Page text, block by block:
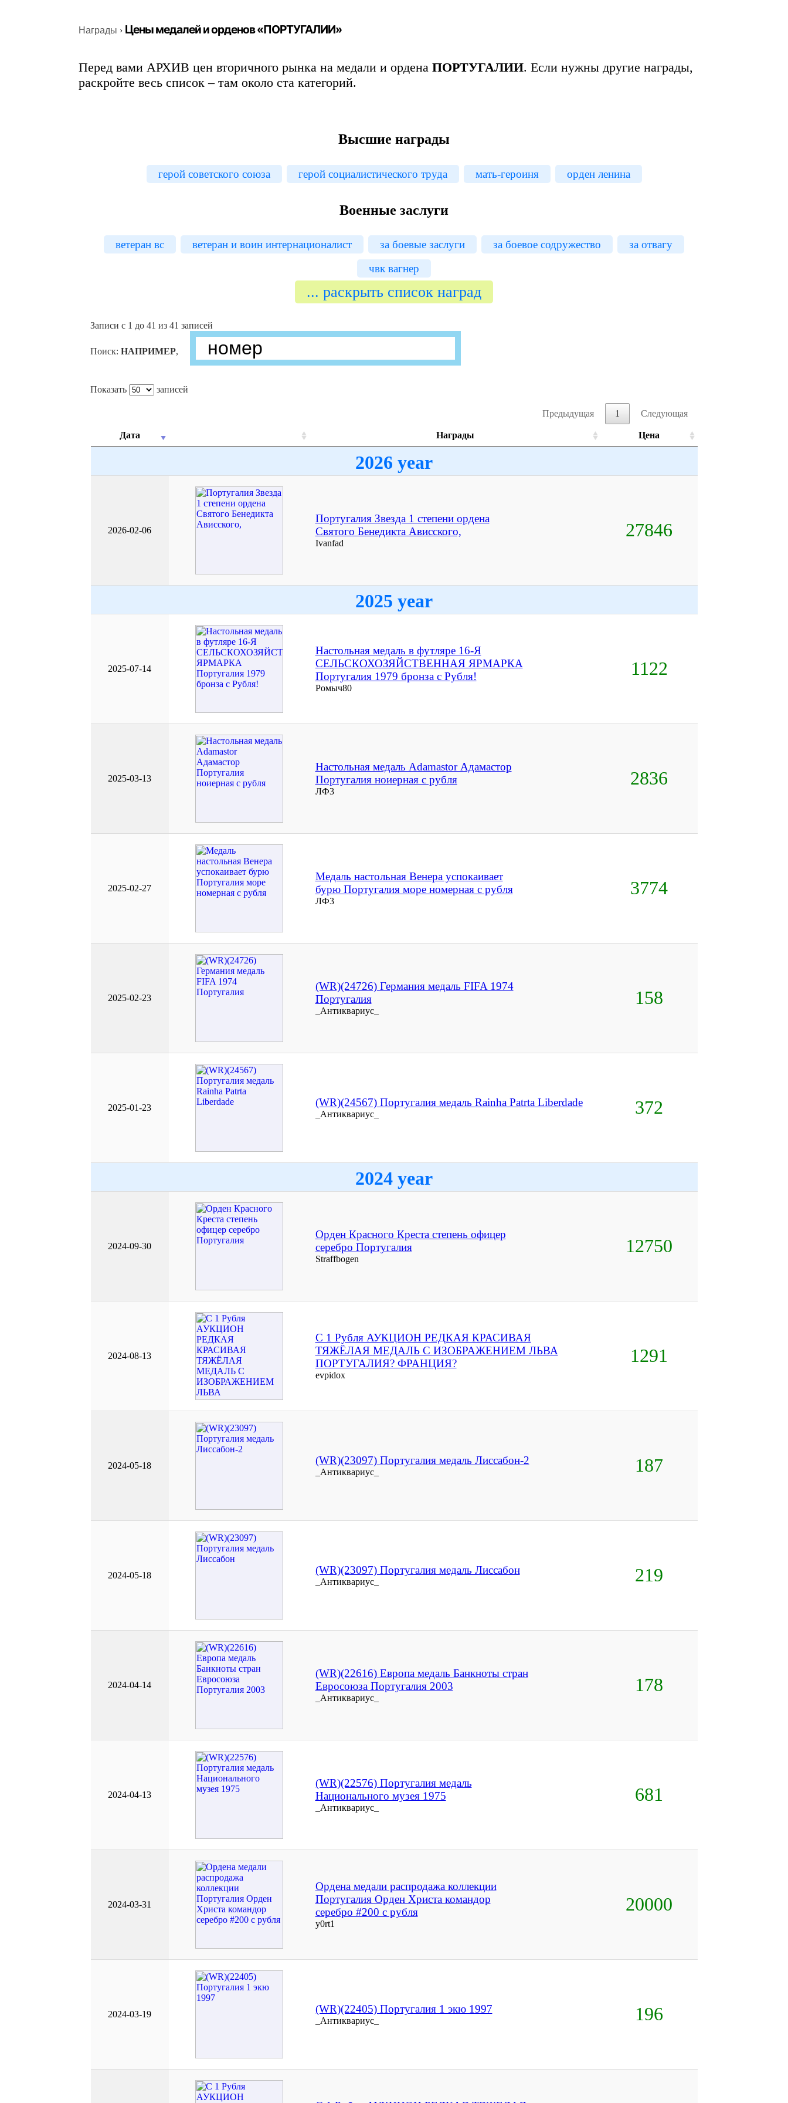
Награды › Цены медалей и орденов «ПОРТУГАЛИИ»
Перед вами АРХИВ цен вторичного рынка на медали и орденаПОРТУГАЛИИ. Если нужны другие награды,
раскройте весь список – там около ста категорий.
Высшие награды
герой советского союза герой социалистического труда мать-героиня орден ленина
Военные заслуги
ветеран вс ветеран и воин интернационалист за боевые заслуги за боевое содружество
за отвагу
чвк вагнер
... раскрыть список наград
Записи с 1 до 41 из 41 записей
Поиск:НАПРИМЕР,
Показать записей
Предыдущая 1 Следующая
Дата Награды Цена
2026 year
2026-02-06
Португалия Звезда 1 степени ордена
Святого Бенедикта Ависского,
Ivanfad
27846
2025 year
2025-07-14
Настольная медаль в футляре 16-Я
СЕЛЬСКОХОЗЯЙСТВЕННАЯ ЯРМАРКА
Португалия 1979 бронза с Рубля!
Ромыч80
1122
2025-03-13
Настольная медаль Adamastor Адамастор
Португалия ноиерная с рубля
ЛФ3
2836
2025-02-27
Медаль настольная Венера успокаивает
бурю Португалия море номерная с рубля
ЛФ3
3774
2025-02-23
(WR)(24726) Германия медаль FIFA 1974
Португалия
_Антиквариус_
158
2025-01-23 (WR)(24567) Португалия медаль Rainha Patrta Liberdade
_Антиквариус_ 372
2024 year
2024-09-30
Орден Красного Креста степень офицер
серебро Португалия
Straffbogen
12750
2024-08-13
С 1 Рубля АУКЦИОН РЕДКАЯ КРАСИВАЯ
ТЯЖЁЛАЯ МЕДАЛЬ С ИЗОБРАЖЕНИЕМ ЛЬВА
ПОРТУГАЛИЯ? ФРАНЦИЯ?
evpidox
1291
2024-05-18 (WR)(23097) Португалия медаль Лиссабон-2
_Антиквариус_ 187
2024-05-18 (WR)(23097) Португалия медаль Лиссабон
_Антиквариус_ 219
2024-04-14
(WR)(22616) Европа медаль Банкноты стран
Евросоюза Португалия 2003
_Антиквариус_
178
2024-04-13
(WR)(22576) Португалия медаль
Национального музея 1975
_Антиквариус_
681
2024-03-31
Ордена медали распродажа коллекции
Португалия Орден Христа командор
серебро #200 с рубля
y0rt1
20000
2024-03-19 (WR)(22405) Португалия 1 экю 1997
_Антиквариус_ 196